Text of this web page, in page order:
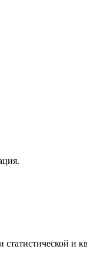
.
статистической и